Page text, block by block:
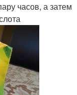
часов, а затем